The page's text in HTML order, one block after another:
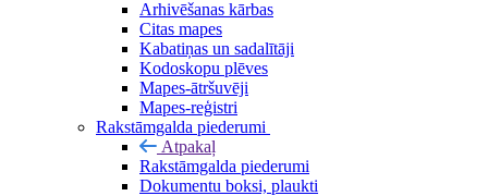
Arhivēšanas kārbas
Citas mapes
Kabatiņas un sadalītāji
Kodoskopu plēves
Mapes-ātršuvēji
Mapes-reģistri
Rakstāmgalda piederumi
Atpakaļ
Rakstāmgalda piederumi
Dokumentu boksi, plaukti